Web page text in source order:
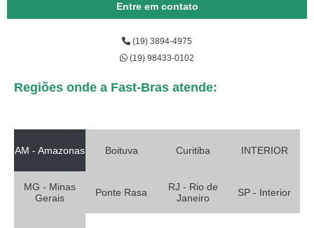
Entre em contato
(19) 3894-4975
(19) 98433-0102
Regiões onde a Fast-Bras atende:
AM - Amazonas Boituva Curitiba INTERIOR
MG - Minas
Gerais
Ponte Rasa
RJ - Rio de
Janeiro
SP - Interior